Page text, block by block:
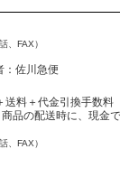
、FAX）
佐川急便
料＋代金引換手数
品の配送時に、現金
、FAX）